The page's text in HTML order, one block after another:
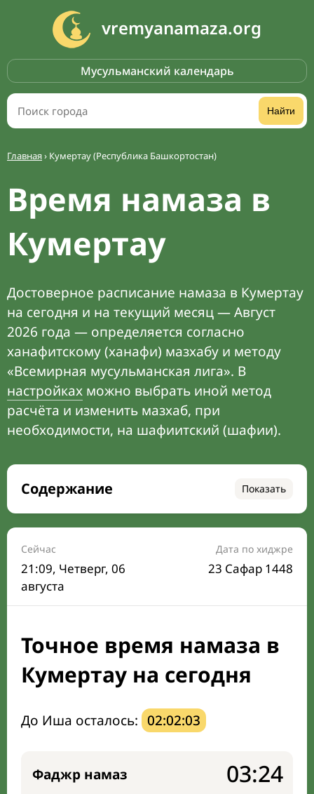
vremyanamaza.org
Мусульманский календарь
Найти
Главная› Кумертау (Республика Башкортостан)
Время намаза в
Кумертау
Достоверное расписание намаза в Кумертау
на сегодня и на текущий месяц — Август
2026 года — определяется согласно
ханафитскому (ханафи) мазхабу и методу
«Всемирная мусульманская лига». В
настройках можно выбрать иной метод
расчёта и изменить мазхаб, при
необходимости, на шафиитский (шафии).
Содержание Показать
Время намаза на сегодня
Расписание на месяц
Время Сухура и Ифтара на сегодня
Календарь рамадана
Мечети и молельные комнаты
Направление киблы
Сейчас
21:09, Четверг, 06
августа
Дата по хиджре
23 Сафар 1448
Точное время намаза в
Кумертау на сегодня
До Иша осталось: 02:02:02
Фаджр намаз 03:24